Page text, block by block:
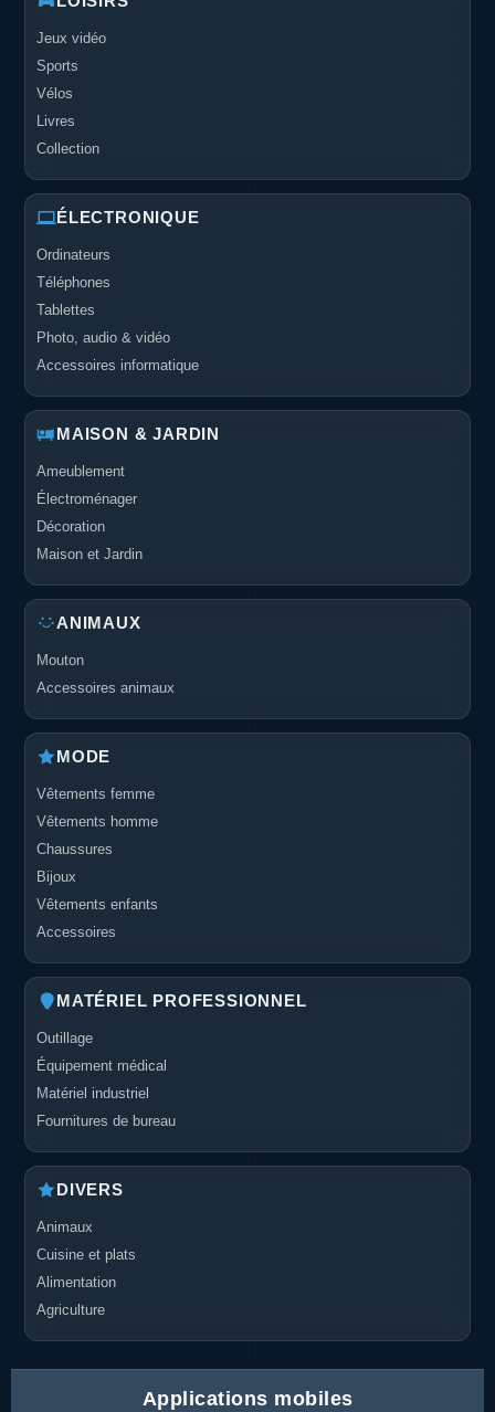
Jeux vidéo
Sports
Vélos
Livres
Collection
ÉLECTRONIQUE
Ordinateurs
Téléphones
Tablettes
Photo, audio & vidéo
Accessoires informatique
MAISON & JARDIN
Ameublement
Électroménager
Décoration
Maison et Jardin
ANIMAUX
Mouton
Accessoires animaux
MODE
Vêtements femme
Vêtements homme
Chaussures
Bijoux
Vêtements enfants
Accessoires
MATÉRIEL PROFESSIONNEL
Outillage
Équipement médical
Matériel industriel
Fournitures de bureau
DIVERS
Animaux
Cuisine et plats
Alimentation
Agriculture
Applications mobiles